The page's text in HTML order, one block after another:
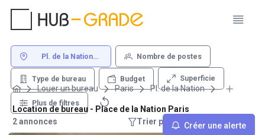
Pl. de la Nation
Nombre de postes
Type de bureau Budget Superficie
Plus de filtres
Créer une alerte
Louer un bureau Paris Pl. de la Nation
Location de bureau - Place de la Nation Paris
2 annonces
Trier par : Recommandations